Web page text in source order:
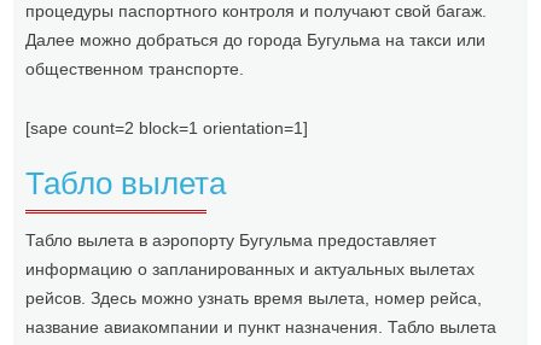
процедуры паспортного контроля и получают свой багаж.
Далее можно добраться до города Бугульма на такси или
общественном транспорте.
[sape count=2 block=1 orientation=1]
Табло вылета
Табло вылета в аэропорту Бугульма предоставляет
информацию о запланированных и актуальных вылетах
рейсов. Здесь можно узнать время вылета, номер рейса,
название авиакомпании и пункт назначения. Табло вылета